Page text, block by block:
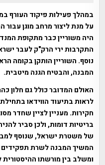
במהלך פעילות פיקוד העורף
על מנת ליצור מרחב מוגן
היה משוריין כבר מתקופת
התקרבות ירי הרק"ק לעבר
נוסף. השוריין הותקן בקומה
המבנה, והבטיח הגנה מיטבית.
האולם המדובר כולל גם חלון
לראות בתיעוד הווידאו
חקירות. מעניין לציין שחדר
בריטיות דומות, ולכן סביר
של משטרת ישראל, שנוסף
המשיך המבנה לשרת תפקידים
ומשלב בין מורשתו ההיסטורית